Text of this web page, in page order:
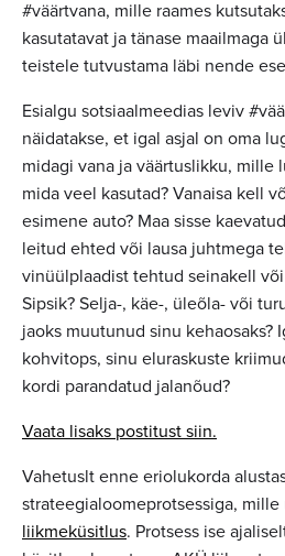
#väärtvana, mille raames
kasutatavat ja tänase maailmaga
teistele tutvustama läbi nende
Esialgu sotsiaalmeedias leviv
näidatakse, et igal asjal on oma
midagi vana ja väärtuslikku, mille
mida veel kasutad? Vanaisa kell
esimene auto? Maa sisse
leitud ehted või lausa juhtmega
vinüülplaadist tehtud seinakell
Sipsik? Selja-, käe-, üleõla- või
jaoks muutunud sinu kehaosaks?
kohvitops, sinu eluraskuste
kordi parandatud jalanõud?
Vaata lisaks postitust siin.
Vahetuslt enne eriolukorda
strateegialoomeprotsessiga, mille
liikmeküsitlus. Protsess ise